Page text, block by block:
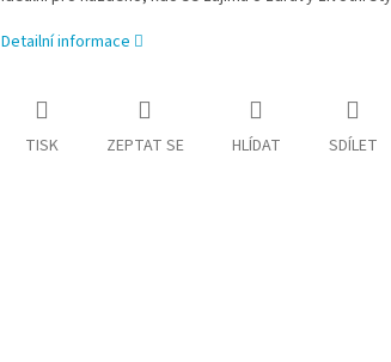
Detailní informace
TISK ZEPTAT SE HLÍDAT SDÍLET